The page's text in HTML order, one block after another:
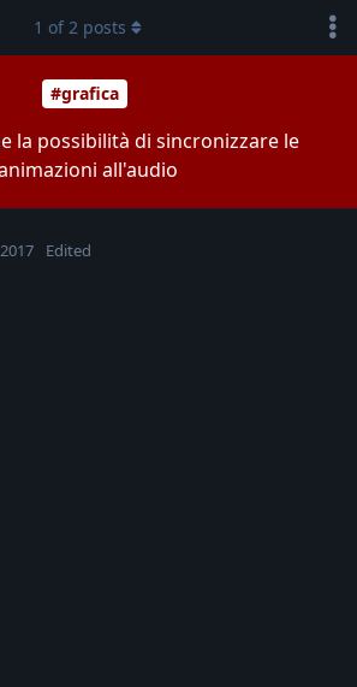
#grafica
la possibilità di sincronizzare le
all'audio
1 of2 posts
Edited